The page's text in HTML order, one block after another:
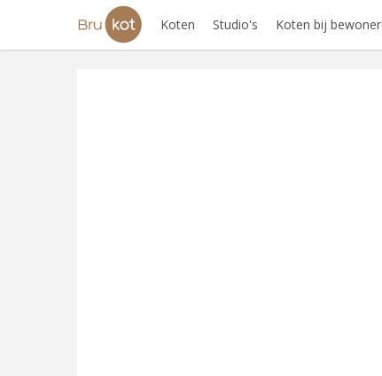
Koten Studio's Koten bij bewoner